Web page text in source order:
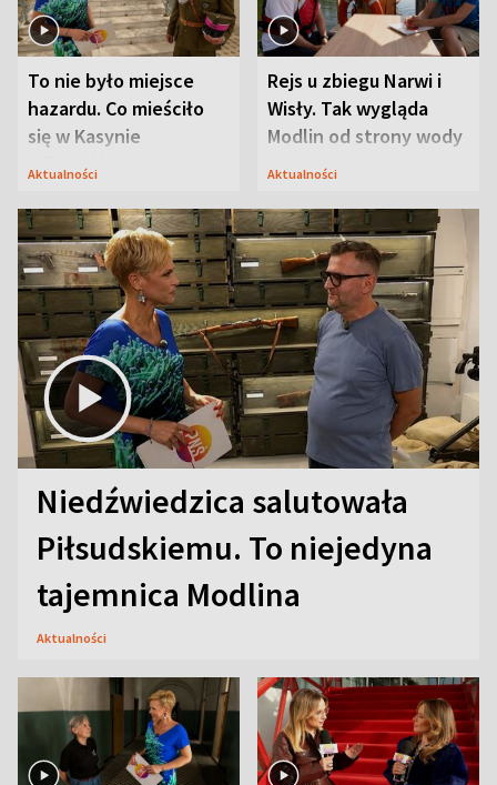
To nie było miejsce
hazardu. Co mieściło
się w Kasynie
Oficerskim?
Aktualności
Rejs u zbiegu Narwi i
Wisły. Tak wygląda
Modlin od strony wody
Aktualności
Niedźwiedzica salutowała
Piłsudskiemu. To niejedyna
tajemnica Modlina
Aktualności